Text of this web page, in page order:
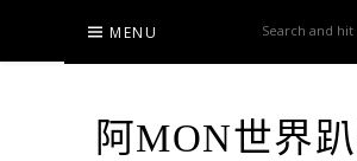
content
MENU
阿MON世界